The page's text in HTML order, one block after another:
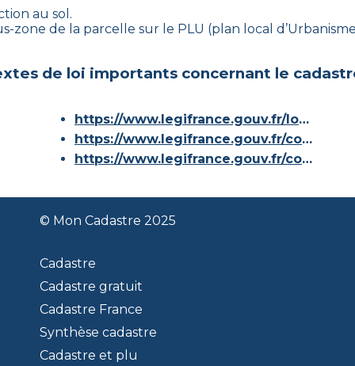
au sol.
zone de la parcelle sur le PLU (plan local
de loi importants concernant le
https://www.legifrance.gouv.fr/loda/id/JORFTEXT000000686267/
https://www.legifrance.gouv.fr/codes/article_lc/LEGIARTI000036588629/
https://www.legifrance.gouv.fr/codes/id/LEGISCTA000006180153/
© Mon Cadastre 2025
Cadastre
Cadastre gratuit
Cadastre France
Synthèse cadastre
Cadastre et plu